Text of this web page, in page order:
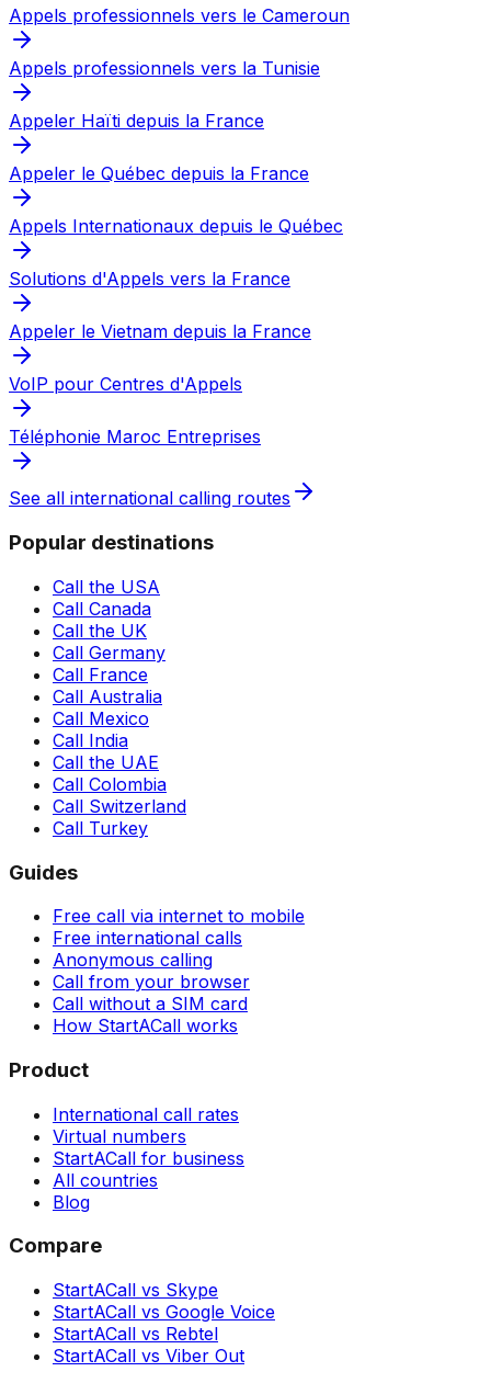
Appels professionnels vers le Cameroun
Appels professionnels vers la Tunisie
Appeler Haïti depuis la France
Appeler le Québec depuis la France
Appels Internationaux depuis le Québec
Solutions d'Appels vers la France
Appeler le Vietnam depuis la France
VoIP pour Centres d'Appels
Téléphonie Maroc Entreprises
See all international calling routes
Popular destinations
Call the USA
Call Canada
Call the UK
Call Germany
Call France
Call Australia
Call Mexico
Call India
Call the UAE
Call Colombia
Call Switzerland
Call Turkey
Guides
Free call via internet to mobile
Free international calls
Anonymous calling
Call from your browser
Call without a SIM card
How StartACall works
Product
International call rates
Virtual numbers
StartACall for business
All countries
Blog
Compare
StartACall vs Skype
StartACall vs Google Voice
StartACall vs Rebtel
StartACall vs Viber Out